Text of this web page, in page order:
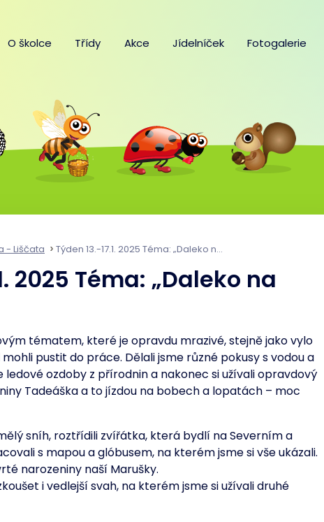
O školce Třídy Akce Jídelníček Fotogalerie
- Liščata Týden 13.-17.1. 2025 Téma: „Daleko na severu“
2025 Téma: „Daleko na
tématem, které je opravdu mrazivé, stejně jako vylo
pustit do práce. Dělali jsme různé pokusy s vodou a
ozdoby z přírodnin a nakonec si užívali opravdový
Tadeáška a to jízdou na bobech a lopatách – moc
sníh, roztřídili zvířátka, která bydlí na Severním a
s mapou a glóbusem, na kterém jsme si vše ukázali.
narozeniny naší Marušky.
i vedlejší svah, na kterém jsme si užívali druhé